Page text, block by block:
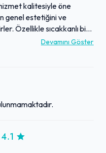
kalitesiyle öne
genel estetiğini ve
Özellikle sıcakkanlı bir
bir hizmet deneyimi
bir deneyim yaşatmayı
Devamını Göster
4.1